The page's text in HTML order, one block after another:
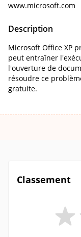
www.microsoft.com
Description
Microsoft Office XP
peut entraîner
l'ouverture de
résoudre ce
gratuite.
Classement